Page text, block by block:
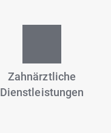
Zahnärztliche
Dienstleistungen